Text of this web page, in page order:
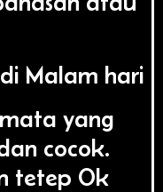
Malam hari
yang
cocok.
tetep Ok